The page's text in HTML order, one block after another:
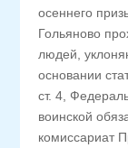
осеннего
Гольяново
людей,
основании
ст. 4,
воинской
комиссариат